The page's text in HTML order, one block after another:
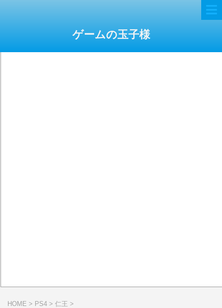
ゲームの玉子様
HOME > PS4 > 仁王 >